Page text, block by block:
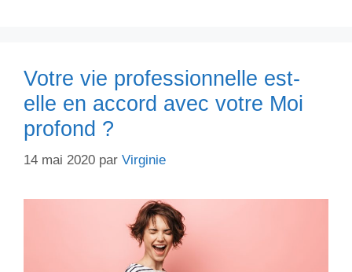
Votre vie professionnelle est-
elle en accord avec votre Moi
profond ?
14 mai 2020 par Virginie